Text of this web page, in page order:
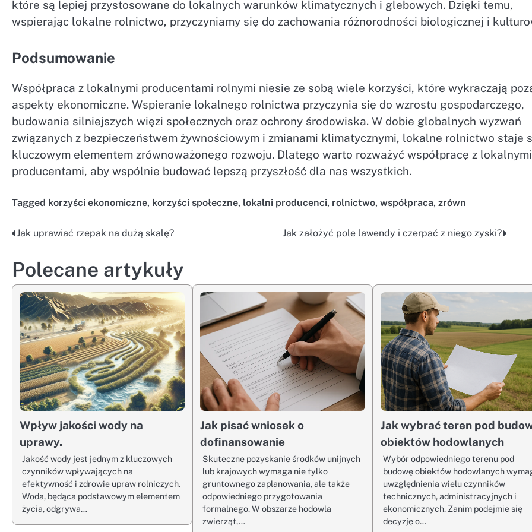
które są lepiej przystosowane do lokalnych warunków klimatycznych i glebowych. Dzięki temu,
wspierając lokalne rolnictwo, przyczyniamy się do zachowania różnorodności biologicznej i
Podsumowanie
Współpraca z lokalnymi producentami rolnymi niesie ze sobą wiele korzyści, które wykraczają
aspekty ekonomiczne. Wspieranie lokalnego rolnictwa przyczynia się do wzrostu gospodarczego,
budowania silniejszych więzi społecznych oraz ochrony środowiska. W dobie globalnych wyzwań
związanych z bezpieczeństwem żywnościowym i zmianami klimatycznymi, lokalne rolnictwo staje
kluczowym elementem zrównoważonego rozwoju. Dlatego warto rozważyć współpracę z lokalnymi
producentami, aby wspólnie budować lepszą przyszłość dla nas wszystkich.
Tagged korzyści ekonomiczne, korzyści społeczne, lokalni producenci, rolnictwo, współpraca, zrówn
Nawigacja
wpisu
Jak uprawiać rzepak na dużą skalę? Jak założyć pole lawendy i czerpać z niego zyski?
Polecane artykuły
Wpływ jakości wody na
uprawy.
Jakość wody jest jednym z kluczowych
czynników wpływających na
efektywność i zdrowie upraw rolniczych.
Woda, będąca podstawowym elementem
życia, odgrywa…
Jak pisać wniosek o
dofinansowanie
Skuteczne pozyskanie środków unijnych
lub krajowych wymaga nie tylko
gruntownego zaplanowania, ale także
odpowiedniego przygotowania
formalnego. W obszarze hodowla
zwierząt,…
Jak wybrać teren pod
obiektów hodowlanych
Wybór odpowiedniego terenu pod
budowę obiektów hodowlanych
uwzględnienia wielu czynników
technicznych, administracyjnych i
ekonomicznych. Zanim podejmie się
decyzję o…